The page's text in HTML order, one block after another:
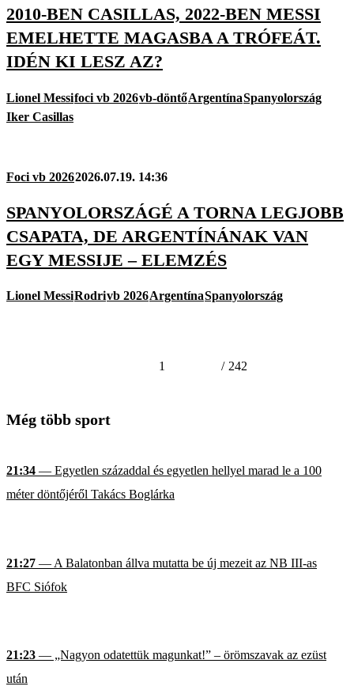
2010-BEN CASILLAS, 2022-BEN MESSI
EMELHETTE MAGASBA A TRÓFEÁT.
IDÉN KI LESZ AZ?
Lionel Messifoci vb 2026vb-döntőArgentínaSpanyolország
Iker Casillas
Foci vb 20262026.07.19. 14:36
SPANYOLORSZÁGÉ A TORNA LEGJOBB
CSAPATA, DE ARGENTÍNÁNAK VAN
EGY MESSIJE – ELEMZÉS
Lionel MessiRodrivb 2026ArgentínaSpanyolország
1 / 242
Még több sport
21:34 — Egyetlen századdal és egyetlen hellyel marad le a 100
méter döntőjéről Takács Boglárka
21:27 — A Balatonban állva mutatta be új mezeit az NB III-as
BFC Siófok
21:23 — „Nagyon odatettük magunkat!” – örömszavak az ezüst
után